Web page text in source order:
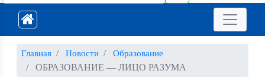
Главная Новости Образование
ОБРАЗОВАНИЕ — ЛИЦО РАЗУМА